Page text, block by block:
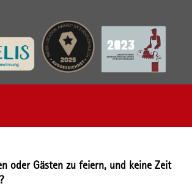
oder Gästen zu feiern, und keine Zeit